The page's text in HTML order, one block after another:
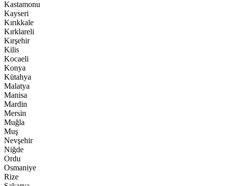
Kastamonu
Kayseri
Kırıkkale
Kırklareli
Kırşehir
Kilis
Kocaeli
Konya
Kütahya
Malatya
Manisa
Mardin
Mersin
Muğla
Muş
Nevşehir
Niğde
Ordu
Osmaniye
Rize